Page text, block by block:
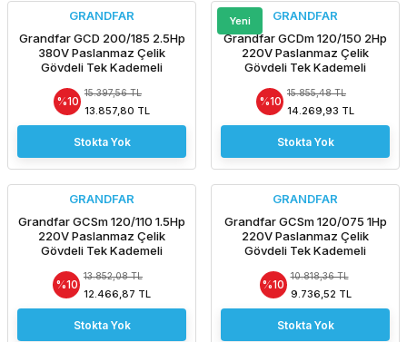
GRANDFAR
Grandfar GCD 200/185 2.5Hp
380V Paslanmaz Çelik
Gövdeli Tek Kademeli
%10
15.397,56 TL
13.857,80 TL
Stokta Yok
Yeni
GRANDFAR
Grandfar GCDm 120/150 2Hp
220V Paslanmaz Çelik
Gövdeli Tek Kademeli
%10
15.855,48 TL
14.269,93 TL
Stokta Yok
GRANDFAR
Grandfar GCSm 120/110 1.5Hp
220V Paslanmaz Çelik
Gövdeli Tek Kademeli
%10
13.852,08 TL
12.466,87 TL
Stokta Yok
GRANDFAR
Grandfar GCSm 120/075 1Hp
220V Paslanmaz Çelik
Gövdeli Tek Kademeli
%10
10.818,36 TL
9.736,52 TL
Stokta Yok